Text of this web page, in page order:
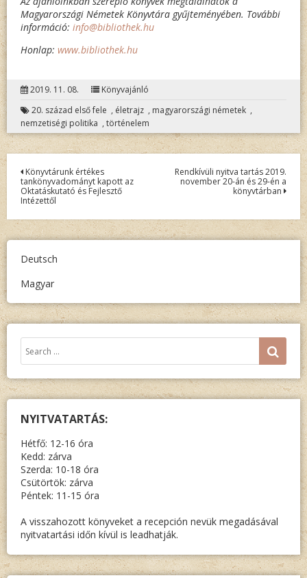
Magyarországi Németek Könyvtára gyűjteményében. További
információ: info@bibliothek.hu
Honlap: www.bibliothek.hu
2019. 11. 08.
Könyvajánló
20. század első fele , életrajz , magyarországi németek ,
nemzetiségi politika , történelem
Bejegyzés
navigáció
Könyvtárunk értékes
tankönyvadományt kapott az
Oktatáskutató és Fejlesztő
Intézettől
Rendkívüli nyitva tartás 2019.
november 20-án és 29-én a
könyvtárban
Deutsch
Magyar
Keresés:
NYITVATARTÁS:
Hétfő: 12-16 óra
Kedd: zárva
Szerda: 10-18 óra
Csütörtök: zárva
Péntek: 11-15 óra
A visszahozott könyveket a recepción nevük megadásával
nyitvatartási időn kívül is leadhatják.